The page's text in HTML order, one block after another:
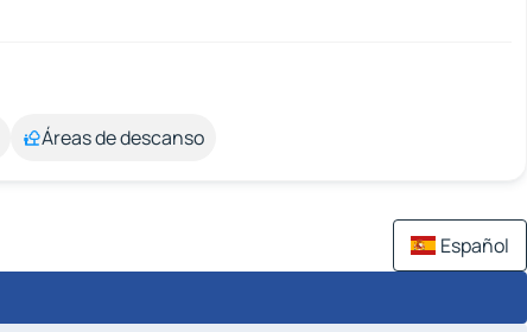
Áreas de descanso
Español